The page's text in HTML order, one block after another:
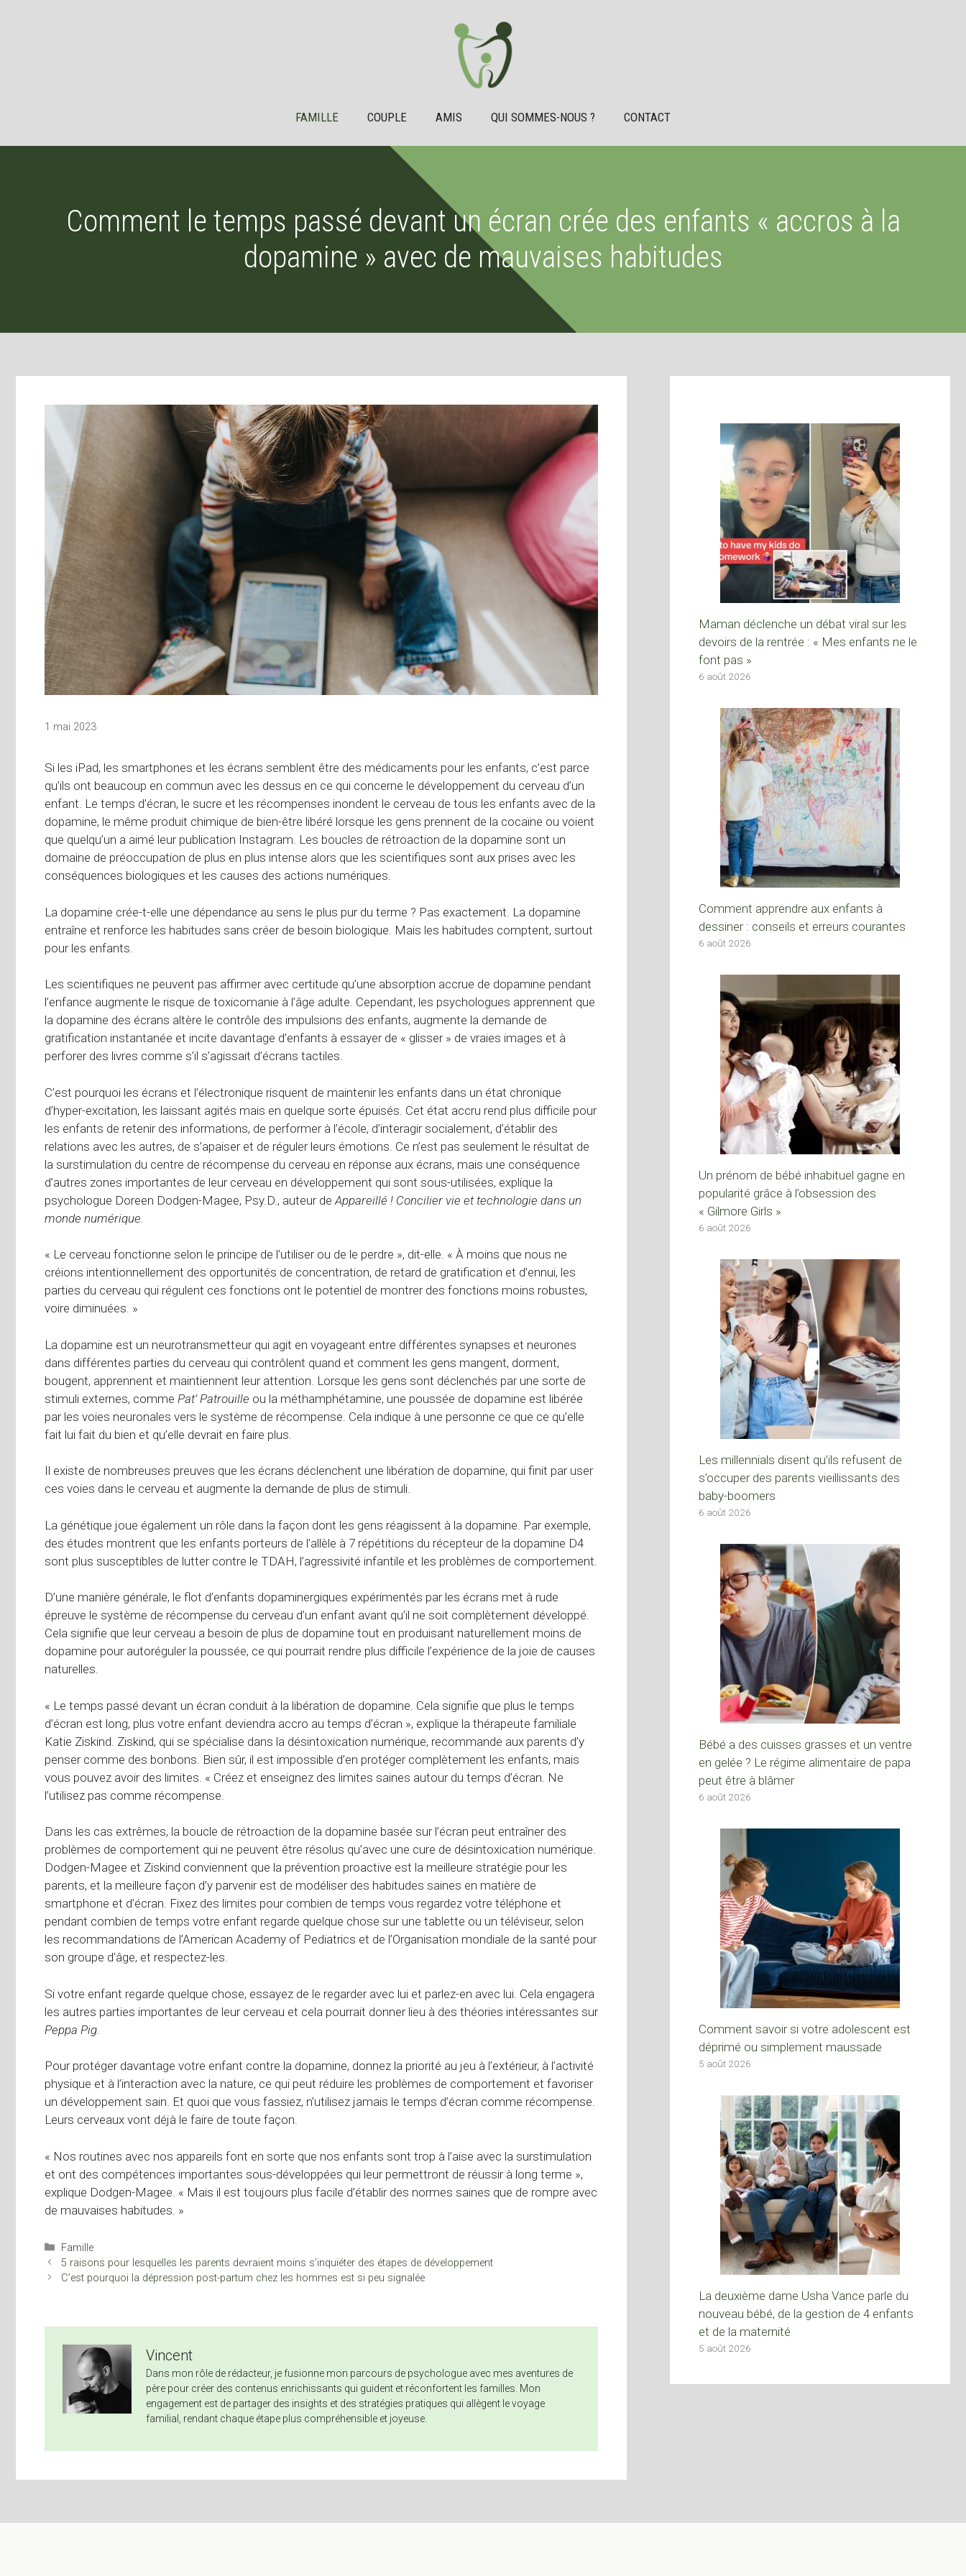
FAMILLE COUPLE AMIS QUI SOMMES-NOUS ? CONTACT
Comment le temps passé devant un écran crée des enfants « accros à la
dopamine » avec de mauvaises habitudes
1 mai 2023
Si les iPad, les smartphones et les écrans semblent être des médicaments pour les enfants, c’est parce
qu’ils ont beaucoup en commun avec les dessus en ce qui concerne le développement du cerveau d’un
enfant. Le temps d’écran, le sucre et les récompenses inondent le cerveau de tous les enfants avec de la
dopamine, le même produit chimique de bien-être libéré lorsque les gens prennent de la cocaïne ou voient
que quelqu’un a aimé leur publication Instagram. Les boucles de rétroaction de la dopamine sont un
domaine de préoccupation de plus en plus intense alors que les scientifiques sont aux prises avec les
conséquences biologiques et les causes des actions numériques.
La dopamine crée-t-elle une dépendance au sens le plus pur du terme ? Pas exactement. La dopamine
entraîne et renforce les habitudes sans créer de besoin biologique. Mais les habitudes comptent, surtout
pour les enfants.
Les scientifiques ne peuvent pas affirmer avec certitude qu’une absorption accrue de dopamine pendant
l’enfance augmente le risque de toxicomanie à l’âge adulte. Cependant, les psychologues apprennent que
la dopamine des écrans altère le contrôle des impulsions des enfants, augmente la demande de
gratification instantanée et incite davantage d’enfants à essayer de « glisser » de vraies images et à
perforer des livres comme s’il s’agissait d’écrans tactiles.
C’est pourquoi les écrans et l’électronique risquent de maintenir les enfants dans un état chronique
d’hyper-excitation, les laissant agités mais en quelque sorte épuisés. Cet état accru rend plus difficile pour
les enfants de retenir des informations, de performer à l’école, d’interagir socialement, d’établir des
relations avec les autres, de s’apaiser et de réguler leurs émotions. Ce n’est pas seulement le résultat de
la surstimulation du centre de récompense du cerveau en réponse aux écrans, mais une conséquence
d’autres zones importantes de leur cerveau en développement qui sont sous-utilisées, explique la
psychologue Doreen Dodgen-Magee, Psy.D., auteur de Appareillé ! Concilier vie et technologie dans un
monde numérique.
« Le cerveau fonctionne selon le principe de l’utiliser ou de le perdre », dit-elle. « À moins que nous ne
créions intentionnellement des opportunités de concentration, de retard de gratification et d’ennui, les
parties du cerveau qui régulent ces fonctions ont le potentiel de montrer des fonctions moins robustes,
voire diminuées. »
La dopamine est un neurotransmetteur qui agit en voyageant entre différentes synapses et neurones
dans différentes parties du cerveau qui contrôlent quand et comment les gens mangent, dorment,
bougent, apprennent et maintiennent leur attention. Lorsque les gens sont déclenchés par une sorte de
stimuli externes, comme Pat’ Patrouille ou la méthamphétamine, une poussée de dopamine est libérée
par les voies neuronales vers le système de récompense. Cela indique à une personne ce que ce qu’elle
fait lui fait du bien et qu’elle devrait en faire plus.
Il existe de nombreuses preuves que les écrans déclenchent une libération de dopamine, qui finit par user
ces voies dans le cerveau et augmente la demande de plus de stimuli.
La génétique joue également un rôle dans la façon dont les gens réagissent à la dopamine. Par exemple,
des études montrent que les enfants porteurs de l’allèle à 7 répétitions du récepteur de la dopamine D4
sont plus susceptibles de lutter contre le TDAH, l’agressivité infantile et les problèmes de comportement.
D’une manière générale, le flot d’enfants dopaminergiques expérimentés par les écrans met à rude
épreuve le système de récompense du cerveau d’un enfant avant qu’il ne soit complètement développé.
Cela signifie que leur cerveau a besoin de plus de dopamine tout en produisant naturellement moins de
dopamine pour autoréguler la poussée, ce qui pourrait rendre plus difficile l’expérience de la joie de causes
naturelles.
« Le temps passé devant un écran conduit à la libération de dopamine. Cela signifie que plus le temps
d’écran est long, plus votre enfant deviendra accro au temps d’écran », explique la thérapeute familiale
Katie Ziskind. Ziskind, qui se spécialise dans la désintoxication numérique, recommande aux parents d’y
penser comme des bonbons. Bien sûr, il est impossible d’en protéger complètement les enfants, mais
vous pouvez avoir des limites. « Créez et enseignez des limites saines autour du temps d’écran. Ne
l’utilisez pas comme récompense.
Dans les cas extrêmes, la boucle de rétroaction de la dopamine basée sur l’écran peut entraîner des
problèmes de comportement qui ne peuvent être résolus qu’avec une cure de désintoxication numérique.
Dodgen-Magee et Ziskind conviennent que la prévention proactive est la meilleure stratégie pour les
parents, et la meilleure façon d’y parvenir est de modéliser des habitudes saines en matière de
smartphone et d’écran. Fixez des limites pour combien de temps vous regardez votre téléphone et
pendant combien de temps votre enfant regarde quelque chose sur une tablette ou un téléviseur, selon
les recommandations de l’American Academy of Pediatrics et de l’Organisation mondiale de la santé pour
son groupe d’âge, et respectez-les.
Si votre enfant regarde quelque chose, essayez de le regarder avec lui et parlez-en avec lui. Cela engagera
les autres parties importantes de leur cerveau et cela pourrait donner lieu à des théories intéressantes sur
Peppa Pig.
Pour protéger davantage votre enfant contre la dopamine, donnez la priorité au jeu à l’extérieur, à l’activité
physique et à l’interaction avec la nature, ce qui peut réduire les problèmes de comportement et favoriser
un développement sain. Et quoi que vous fassiez, n’utilisez jamais le temps d’écran comme récompense.
Leurs cerveaux vont déjà le faire de toute façon.
« Nos routines avec nos appareils font en sorte que nos enfants sont trop à l’aise avec la surstimulation
et ont des compétences importantes sous-développées qui leur permettront de réussir à long terme »,
explique Dodgen-Magee. « Mais il est toujours plus facile d’établir des normes saines que de rompre avec
de mauvaises habitudes. »
Catégories
Famille
5 raisons pour lesquelles les parents devraient moins s’inquiéter des étapes de développement
C’est pourquoi la dépression post-partum chez les hommes est si peu signalée
Vincent
Dans mon rôle de rédacteur, je fusionne mon parcours de psychologue avec mes aventures de
père pour créer des contenus enrichissants qui guident et réconfortent les familles. Mon
engagement est de partager des insights et des stratégies pratiques qui allègent le voyage
familial, rendant chaque étape plus compréhensible et joyeuse.
Maman déclenche un débat viral sur les
devoirs de la rentrée : « Mes enfants ne le
font pas »
6 août 2026
Comment apprendre aux enfants à
dessiner : conseils et erreurs courantes
6 août 2026
Un prénom de bébé inhabituel gagne en
popularité grâce à l’obsession des
« Gilmore Girls »
6 août 2026
Les millennials disent qu’ils refusent de
s’occuper des parents vieillissants des
baby-boomers
6 août 2026
Bébé a des cuisses grasses et un ventre
en gelée ? Le régime alimentaire de papa
peut être à blâmer
6 août 2026
Comment savoir si votre adolescent est
déprimé ou simplement maussade
5 août 2026
La deuxième dame Usha Vance parle du
nouveau bébé, de la gestion de 4 enfants
et de la maternité
5 août 2026